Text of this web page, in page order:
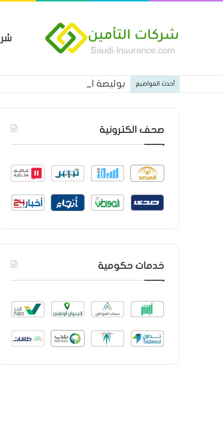
أحدث المواضيع بوليصة التأمين العام من شركة
صحف الكترونية
خدمات حكومية